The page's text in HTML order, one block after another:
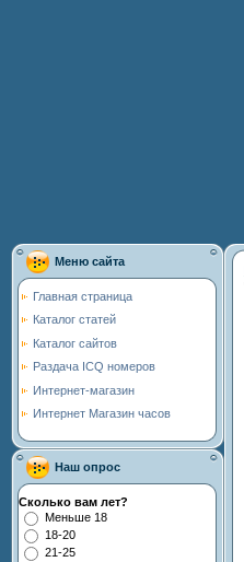
Меню сайта
Главная страница
Каталог статей
Каталог сайтов
Раздача ICQ номеров
Интернет-магазин
Интернет Магазин часов
Наш опрос
Сколько вам лет?
Меньше 18
18-20
21-25